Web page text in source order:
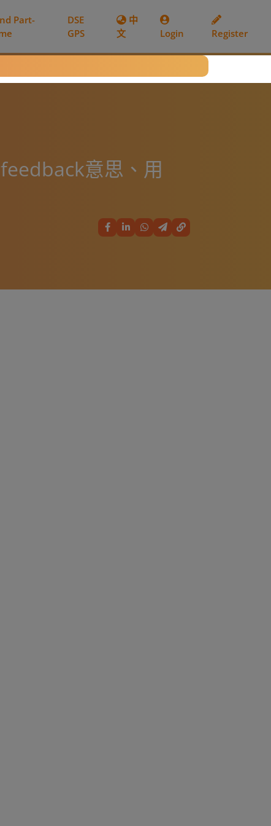
Part-
DSE
GPS
中
文
Login Register
意思、用